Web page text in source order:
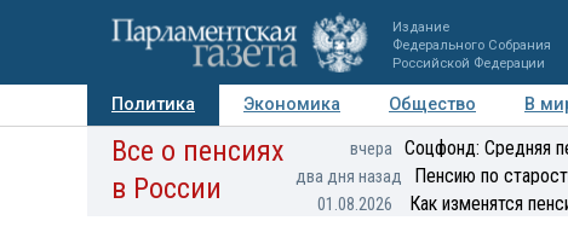
Издание
Федерального Собрания
Российской Федерации
Политика Экономика Общество В
Авторы Персоны Мнения Регионы
Все о пенсиях
в России
вчера Соцфонд: Средняя
два дня назад Пенсию по
01.08.2026 Как изменятся